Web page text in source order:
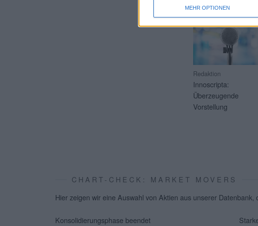
MEHR OPTIONEN
Redaktion
Innoscripta:
Überzeugende
Vorstellung
CHART-CHECK: MARKET MOVERS
Hier zeigen wir eine Auswahl von Aktien aus unserer
Konsolidierungsphase beendet